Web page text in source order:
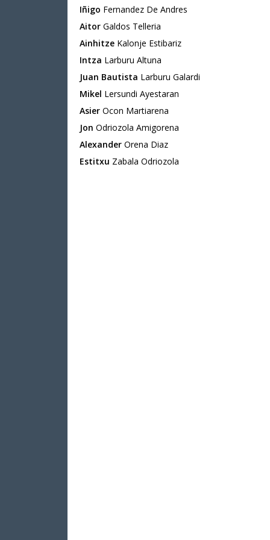
Iñigo Fernandez De Andres
Aitor Galdos Telleria
Ainhitze Kalonje Estibariz
Intza Larburu Altuna
Juan Bautista Larburu Galardi
Mikel Lersundi Ayestaran
Asier Ocon Martiarena
Jon Odriozola Amigorena
Alexander Orena Diaz
Estitxu Zabala Odriozola